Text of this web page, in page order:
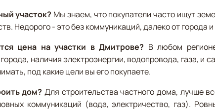
участок? Мы знаем, что покупатели часто ищут
Недорого - это без коммуникаций, далеко от города
цена на участки в Дмитрове? В любом
наличия электроэнергии, водопровода, газа,
под какие цели вы его покупаете.
дом? Для строительства частного дома, лучше
коммуникаций (вода, электричество, газ).